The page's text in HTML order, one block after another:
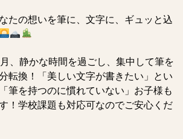
たの想いを筆に、文字に、ギュッと込
、静かな時間を過ごし、集中して筆を
転換！「美しい文字が書きたい」とい
筆を持つのに慣れていない」お子様も
！学校課題も対応可なのでご安心くだ